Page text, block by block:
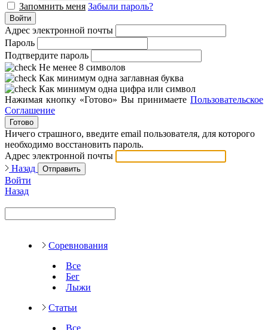
Запомнить меня Забыли пароль?
Войти
Адрес электронной почты
Пароль
Подтвердите пароль
Не менее 8 символов
Как минимум одна заглавная буква
Как минимум одна цифра или символ
Нажимая кнопку «Готово» Вы принимаете Пользовательское
Соглашение
Готово
Ничего страшного, введите email пользователя, для которого
необходимо восстановить пароль.
Адрес электронной почты
Назад
Отправить
Войти
Назад
Соревнования
Все
Бег
Лыжи
Статьи
Все